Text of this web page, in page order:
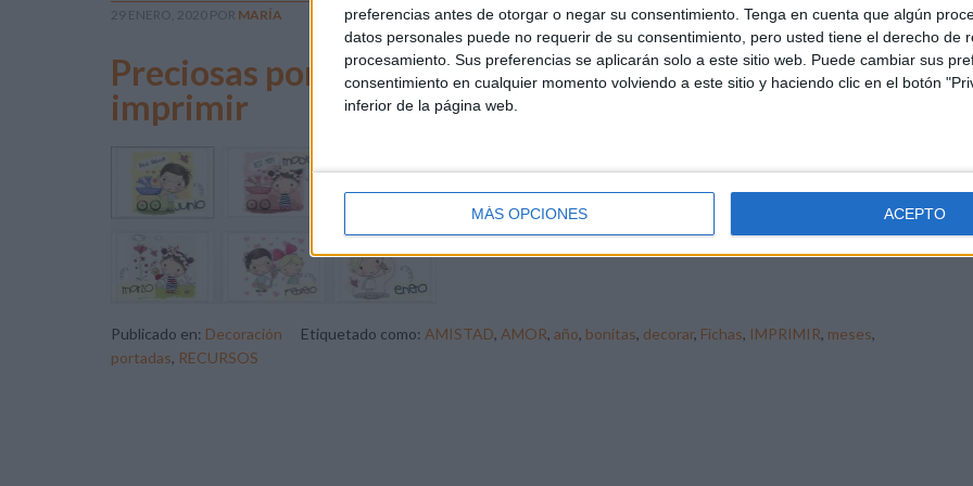
preferencias antes de otorgar o negar su consentimiento. Tenga en cuenta que algún
datos personales puede no requerir de su consentimiento, pero usted tiene el derecho de
procesamiento. Sus preferencias se aplicarán solo a este sitio web. Puede cambiar sus
consentimiento en cualquier momento volviendo a este sitio y haciendo clic en el botón
inferior de la página web.
MÁS OPCIONES ACEPTO
29 ENERO, 2020 POR MARÍA 4 COMENTARIOS
Preciosas portadas de los meses del año listas para
imprimir
con las cuales podemos decorar nuestras carpetas, libretas o
nuestras clases y salones.
Publicado en: Decoración Etiquetado como: AMISTAD, AMOR, año, bonitas, decorar, Fichas, IMPRIMIR, meses,
portadas, RECURSOS